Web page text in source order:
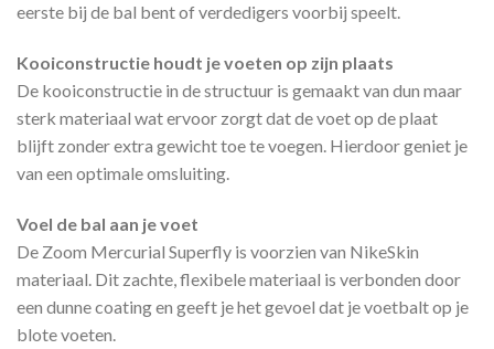
eerste bij de bal bent of verdedigers voorbij speelt.
Kooiconstructie houdt je voeten op zijn plaats
De kooiconstructie in de structuur is gemaakt van dun maar
sterk materiaal wat ervoor zorgt dat de voet op de plaat
blijft zonder extra gewicht toe te voegen. Hierdoor geniet je
van een optimale omsluiting.
Voel de bal aan je voet
De Zoom Mercurial Superfly is voorzien van NikeSkin
materiaal. Dit zachte, flexibele materiaal is verbonden door
een dunne coating en geeft je het gevoel dat je voetbalt op je
blote voeten.